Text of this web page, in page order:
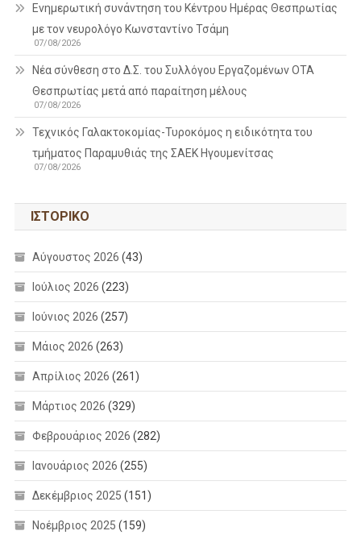
Ενημερωτική συνάντηση του Κέντρου Ημέρας Θεσπρωτίας
με τον νευρολόγο Κωνσταντίνο Τσάμη
07/08/2026
Νέα σύνθεση στο Δ.Σ. του Συλλόγου Εργαζομένων ΟΤΑ
Θεσπρωτίας μετά από παραίτηση μέλους
07/08/2026
Τεχνικός Γαλακτοκομίας-Τυροκόμος η ειδικότητα του
τμήματος Παραμυθιάς της ΣΑΕΚ Ηγουμενίτσας
07/08/2026
ΙΣΤΟΡΙΚΌ
Αύγουστος 2026 (43)
Ιούλιος 2026 (223)
Ιούνιος 2026 (257)
Μάιος 2026 (263)
Απρίλιος 2026 (261)
Μάρτιος 2026 (329)
Φεβρουάριος 2026 (282)
Ιανουάριος 2026 (255)
Δεκέμβριος 2025 (151)
Νοέμβριος 2025 (159)